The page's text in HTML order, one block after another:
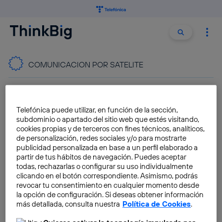
Buscar
COMUNICACION POR SATELITE
el fin de buscar cobertura
Daniel Ruiz-Gopegui
Elon Musk quiere dar acceso
a Internet con 700 satélites
low cost
Pablo G. Bejerano
Telefónica puede utilizar, en función de la sección,
subdominio o apartado del sitio web que estés visitando,
cookies propias y de terceros con fines técnicos, analíticos,
de personalización, redes sociales y/o para mostrarte
publicidad personalizada en base a un perfil elaborado a
partir de tus hábitos de navegación. Puedes aceptar
todas, rechazarlas o configurar su uso individualmente
clicando en el botón correspondiente. Asimismo, podrás
revocar tu consentimiento en cualquier momento desde
la opción de configuración. Si deseas obtener información
más detallada, consulta nuestra Política de Cookies.